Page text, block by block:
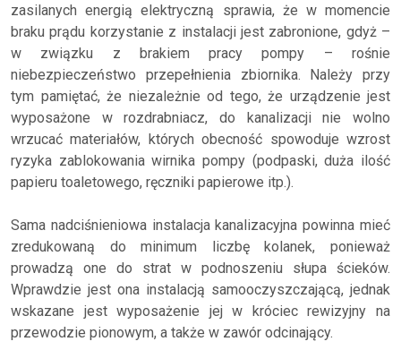
zasilanych energią elektryczną sprawia, że w momencie
braku prądu korzystanie z instalacji jest zabronione, gdyż –
w związku z brakiem pracy pompy – rośnie
niebezpieczeństwo przepełnienia zbiornika. Należy przy
tym pamiętać, że niezależnie od tego, że urządzenie jest
wyposażone w rozdrabniacz, do kanalizacji nie wolno
wrzucać materiałów, których obecność spowoduje wzrost
ryzyka zablokowania wirnika pompy (podpaski, duża ilość
papieru toaletowego, ręczniki papierowe itp.).
Sama nadciśnieniowa instalacja kanalizacyjna powinna mieć
zredukowaną do minimum liczbę kolanek, ponieważ
prowadzą one do strat w podnoszeniu słupa ścieków.
Wprawdzie jest ona instalacją samooczyszczającą, jednak
wskazane jest wyposażenie jej w króciec rewizyjny na
przewodzie pionowym, a także w zawór odcinający.